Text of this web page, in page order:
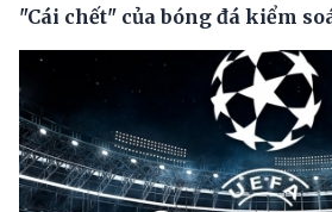
"Cái chết" của bóng đá kiểm